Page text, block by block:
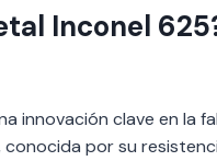
Inconel
innovación clave en la
por su